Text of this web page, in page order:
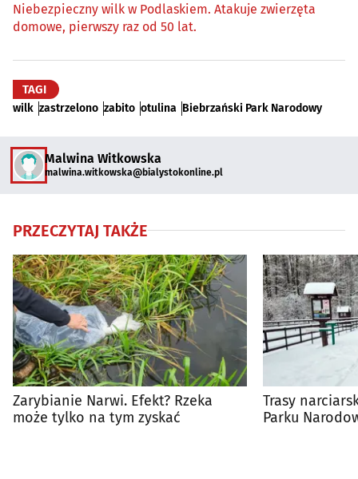
Niebezpieczny wilk w Podlaskiem. Atakuje zwierzęta
domowe, pierwszy raz od 50 lat.
TAGI
wilk zastrzelono zabito otulina Biebrzański Park Narodowy
Malwina Witkowska
malwina.witkowska@bialystokonline.pl
PRZECZYTAJ TAKŻE
Zarybianie Narwi. Efekt? Rzeka
może tylko na tym zyskać
Trasy
Parku